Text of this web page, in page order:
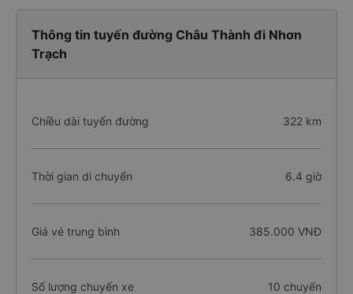
Thông tin tuyến đường Châu Thành đi Nhơn
Trạch
Chiều dài tuyến đường 322 km
Thời gian di chuyển 6.4 giờ
Giá vé trung bình 385.000 VNĐ
Số lượng chuyến xe 10 chuyến